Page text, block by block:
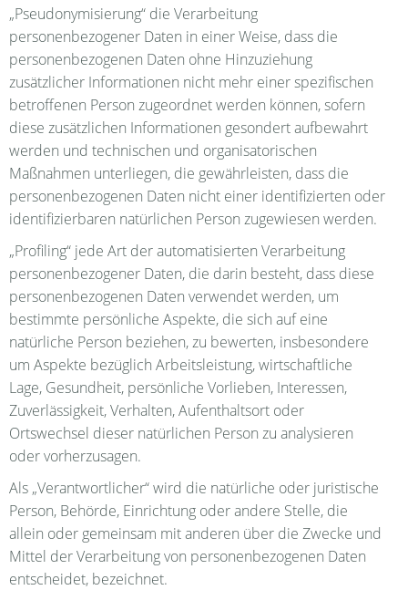
„Pseudonymisierung“ die Verarbeitung
personenbezogener Daten in einer Weise, dass die
personenbezogenen Daten ohne Hinzuziehung
zusätzlicher Informationen nicht mehr einer spezifischen
betroffenen Person zugeordnet werden können, sofern
diese zusätzlichen Informationen gesondert aufbewahrt
werden und technischen und organisatorischen
Maßnahmen unterliegen, die gewährleisten, dass die
personenbezogenen Daten nicht einer identifizierten oder
identifizierbaren natürlichen Person zugewiesen werden.
„Profiling“ jede Art der automatisierten Verarbeitung
personenbezogener Daten, die darin besteht, dass diese
personenbezogenen Daten verwendet werden, um
bestimmte persönliche Aspekte, die sich auf eine
natürliche Person beziehen, zu bewerten, insbesondere
um Aspekte bezüglich Arbeitsleistung, wirtschaftliche
Lage, Gesundheit, persönliche Vorlieben, Interessen,
Zuverlässigkeit, Verhalten, Aufenthaltsort oder
Ortswechsel dieser natürlichen Person zu analysieren
oder vorherzusagen.
Als „Verantwortlicher“ wird die natürliche oder juristische
Person, Behörde, Einrichtung oder andere Stelle, die
allein oder gemeinsam mit anderen über die Zwecke und
Mittel der Verarbeitung von personenbezogenen Daten
entscheidet, bezeichnet.